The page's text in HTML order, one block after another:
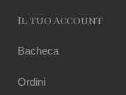
Il tuo Account
Bacheca
Ordini